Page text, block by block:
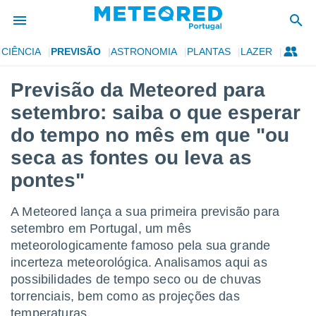
da
foi
para
as
fornecidas
a este
e
forma
digital
CIÊNCIA PREVISÃO ASTRONOMIA PLANTAS LAZER
Previsão da Meteored para
setembro: saiba o que esperar
do tempo no mês em que "ou
seca as fontes ou leva as
pontes"
A Meteored lança a sua primeira previsão para
setembro em Portugal, um mês
meteorologicamente famoso pela sua grande
incerteza meteorológica. Analisamos aqui as
possibilidades de tempo seco ou de chuvas
torrenciais, bem como as projeções das
temperaturas.